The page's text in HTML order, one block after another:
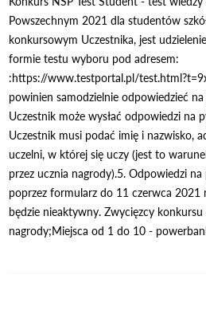
Powszechnym 2021 dla studentów
konkursowym Uczestnika, jest
formie testu wyboru pod adresem:
:https://www.testportal.pl/
powinien samodzielnie odpowiedzieć
Uczestnik może wysłać odpowiedzi na
Uczestnik musi podać imię i nazwisko,
uczelni, w której się uczy (jest to
przez ucznia nagrody).5. Odpowiedzi na
poprzez formularz do 11 czerwca
będzie nieaktywny. Zwycięzcy
nagrody;Miejsca od 1 do 10 -